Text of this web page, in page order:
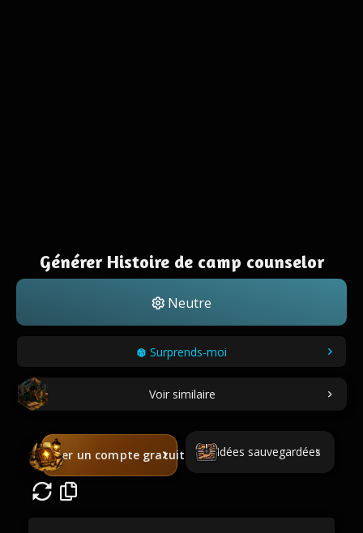
Générer Histoire de camp counselor
Neutre
Surprends-moi
Voir similaire
Créer un compte gratuit Idées sauvegardées